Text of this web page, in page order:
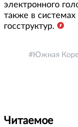
электронного
также в
госструктур.
Южная
Читаемое